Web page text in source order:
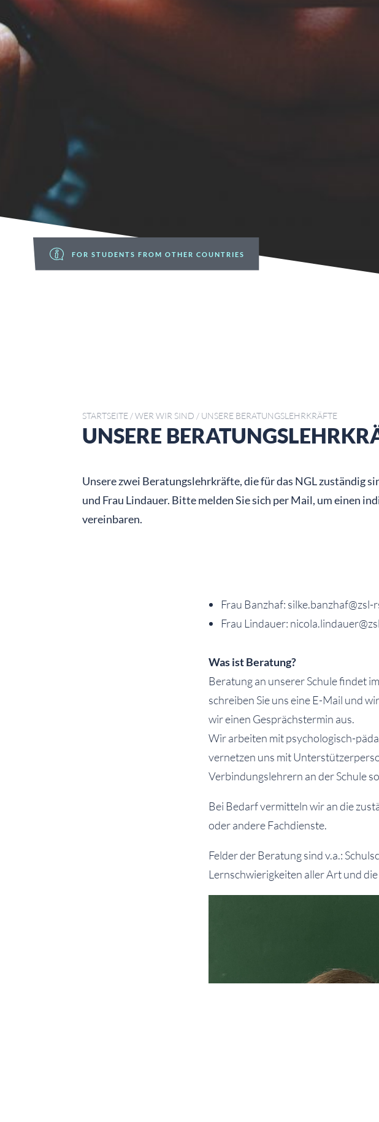
FOR STUDENTS FROM OTHER COUNTRIES
STARTSEITE /WER WIR SIND / UNSERE BERATUNGSLEHRKRÄFTE
UNSERE
Unsere zwei Beratungslehrkräfte, die für das NGL zuständig
und Frau Lindauer. Bitte melden Sie sich per Mail, um einen
vereinbaren.
Frau Banzhaf: silke.banzhaf@zsl-
Frau Lindauer:
Was ist Beratung?
Beratung an unserer Schule findet
schreiben Sie uns eine E-Mail und
wir einen Gesprächstermin aus.
Wir arbeiten mit psychologisch-
vernetzen uns mit
Verbindungslehrern an der Schule
Bei Bedarf vermitteln wir an die
oder andere Fachdienste.
Felder der Beratung sind v.a.:
Lernschwierigkeiten aller Art und